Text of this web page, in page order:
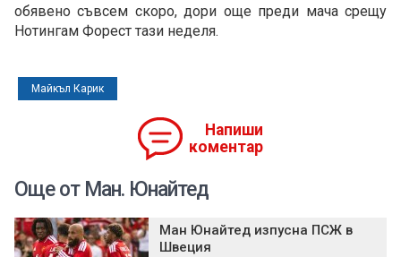
обявено съвсем скоро, дори още преди мача срещу
Нотингам Форест тази неделя.
Майкъл Карик
Напиши
коментар
Още от Ман. Юнайтед
Ман Юнайтед изпусна ПСЖ в
Швеция